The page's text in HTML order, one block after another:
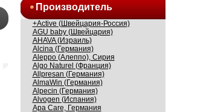
Производитель
+Active (Швейцария-Россия)
AGU baby (Швейцария)
AHAVA (Израиль)
Alcina (Германия)
Aleppo (Алеппо), Сирия
Algo Naturel (Франция)
Allpresan (Германия)
AlmaWin (Германия)
Alpecin (Германия)
Alvogen (Испания)
Apa Care, Германия